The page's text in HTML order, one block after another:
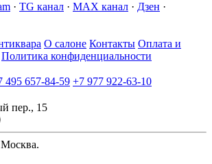
· TG канал · MAX канал · Дзен ·
О салоне Контакты Оплата и
Политика конфиденциальности
495 657-84-59 +7 977 922-63-10
пер., 15